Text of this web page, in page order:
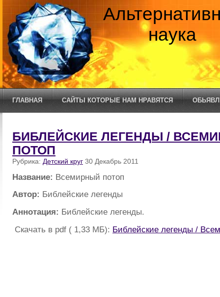
наука
ГЛАВНАЯ САЙТЫ КОТОРЫЕ НАМ НРАВЯТСЯ
БИБЛЕЙСКИЕ ЛЕГЕНДЫ /
ПОТОП
Рубрика: Детский круг 30 Декабрь 2011
Название: Всемирный потоп
Автор: Библейские легенды
Аннотация: Библейские легенды.
Скачать в pdf ( 1,33 МБ): Библейские легенды /